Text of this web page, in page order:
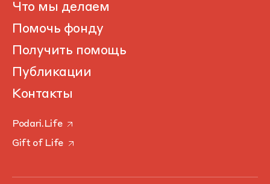
Что мы делаем
Помочь фонду
Получить помощь
Публикации
Контакты
Podari.Life
Gift of Life